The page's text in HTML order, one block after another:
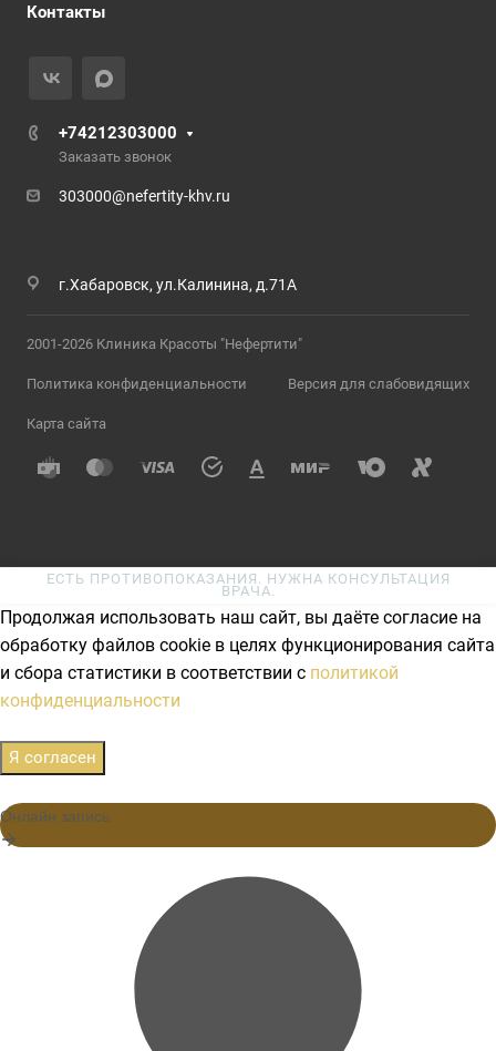
Контакты
+74212303000
Заказать звонок
303000@nefertity-khv.ru
г.Хабаровск, ул.Калинина, д.71А
2001-2026 Клиника Красоты "Нефертити"
Политика конфиденциальности Версия для слабовидящих
Карта сайта
ЕСТЬ ПРОТИВОПОКАЗАНИЯ. НУЖНА КОНСУЛЬТАЦИЯ
ВРАЧА.
Продолжая использовать наш сайт, вы даёте согласие на
обработку файлов cookie в целях функционирования сайта
и сбора статистики в соответствии с политикой
конфиденциальности
Я согласен